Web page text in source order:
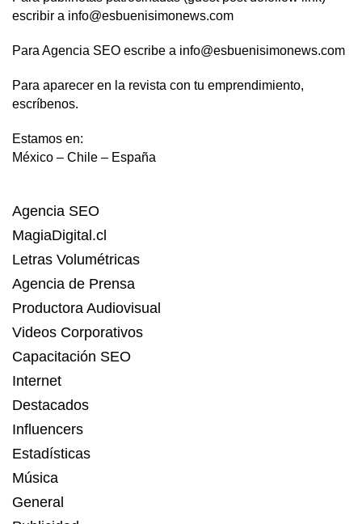
escribir a info@esbuenisimonews.com
Para Agencia SEO escribe a info@esbuenisimonews.com
Para aparecer en la revista con tu emprendimiento,
escríbenos.
Estamos en:
México – Chile – España
Agencia SEO
MagiaDigital.cl
Letras Volumétricas
Agencia de Prensa
Productora Audiovisual
Videos Corporativos
Capacitación SEO
Internet
Destacados
Influencers
Estadísticas
Música
General